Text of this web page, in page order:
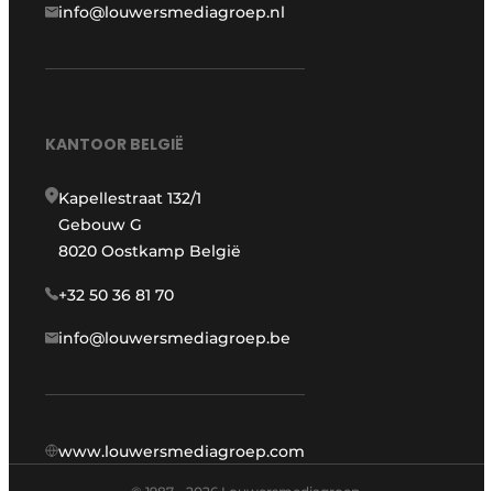
info@louwersmediagroep.nl
KANTOOR BELGIË
Kapellestraat 132/1
Gebouw G
8020 Oostkamp België
+32 50 36 81 70
info@louwersmediagroep.be
www.louwersmediagroep.com